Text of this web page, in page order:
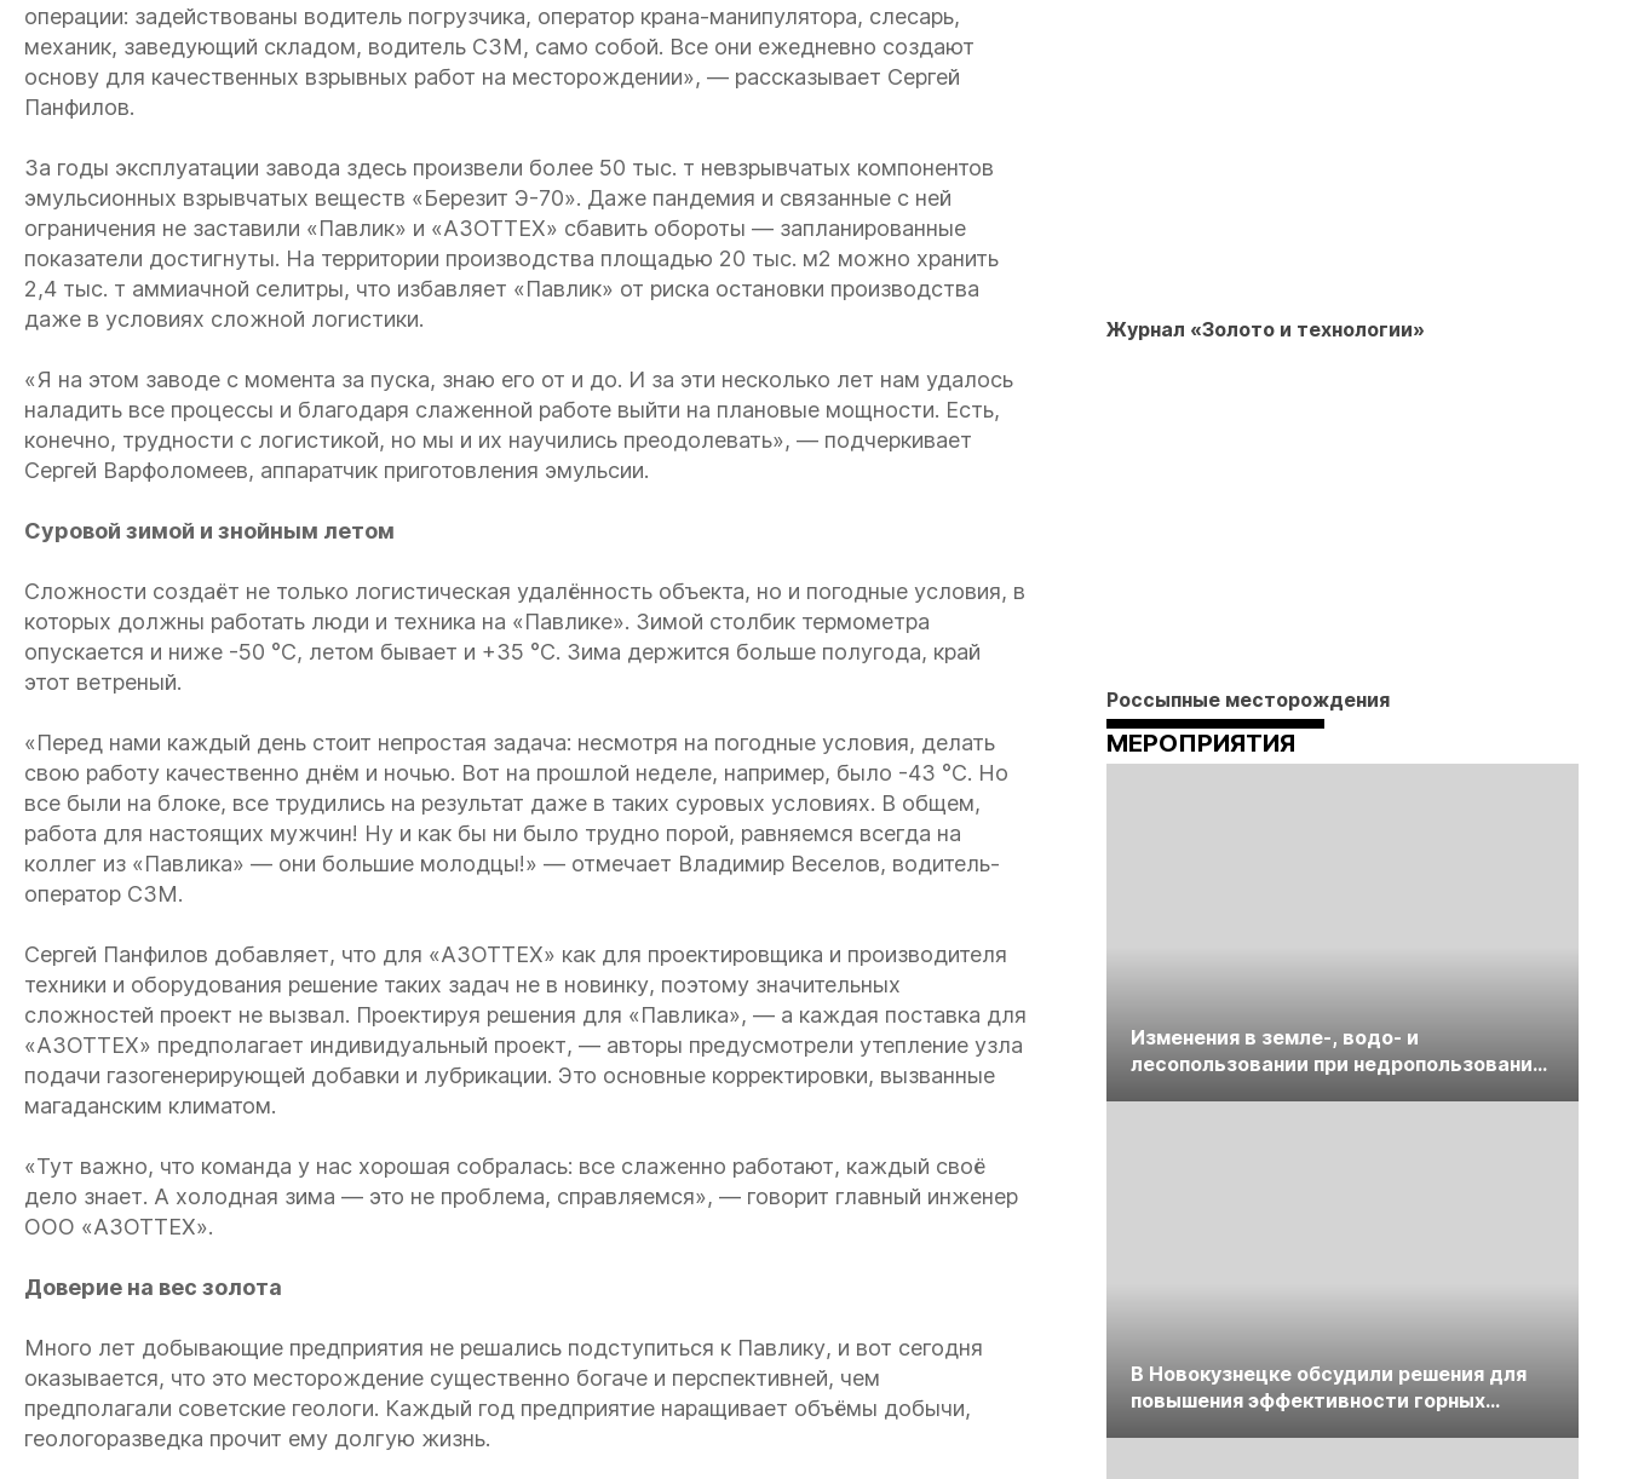
операции: задействованы водитель погрузчика, оператор крана-манипулятора, слесарь,
механик, заведующий складом, водитель СЗМ, само собой. Все они ежедневно создают
основу для качественных взрывных работ на месторождении», — рассказывает Сергей
Панфилов.
За годы эксплуатации завода здесь произвели более 50 тыс. т невзрывчатых компонентов
эмульсионных взрывчатых веществ «Березит Э-70». Даже пандемия и связанные с ней
ограничения не заставили «Павлик» и «АЗОТТЕХ» сбавить обороты — запланированные
показатели достигнуты. На территории производства площадью 20 тыс. м2 можно хранить
2,4 тыс. т аммиачной селитры, что избавляет «Павлик» от риска остановки производства
даже в условиях сложной логистики.
«Я на этом заводе с момента за пуска, знаю его от и до. И за эти несколько лет нам удалось
наладить все процессы и благодаря слаженной работе выйти на плановые мощности. Есть,
конечно, трудности с логистикой, но мы и их научились преодолевать», — подчеркивает
Сергей Варфоломеев, аппаратчик приготовления эмульсии.
Суровой зимой и знойным летом
Сложности создаёт не только логистическая удалённость объекта, но и погодные условия, в
которых должны работать люди и техника на «Павлике». Зимой столбик термометра
опускается и ниже -50 °С, летом бывает и +35 °С. Зима держится больше полугода, край
этот ветреный.
«Перед нами каждый день стоит непростая задача: несмотря на погодные условия, делать
свою работу качественно днём и ночью. Вот на прошлой неделе, например, было -43 °С. Но
все были на блоке, все трудились на результат даже в таких суровых условиях. В общем,
работа для настоящих мужчин! Ну и как бы ни было трудно порой, равняемся всегда на
коллег из «Павлика» — они большие молодцы!» — отмечает Владимир Веселов, водитель-
оператор СЗМ.
Сергей Панфилов добавляет, что для «АЗОТТЕХ» как для проектировщика и производителя
техники и оборудования решение таких задач не в новинку, поэтому значительных
сложностей проект не вызвал. Проектируя решения для «Павлика», — а каждая поставка для
«АЗОТТЕХ» предполагает индивидуальный проект, — авторы предусмотрели утепление узла
подачи газогенерирующей добавки и лубрикации. Это основные корректировки, вызванные
магаданским климатом.
«Тут важно, что команда у нас хорошая собралась: все слаженно работают, каждый своё
дело знает. А холодная зима — это не проблема, справляемся», — говорит главный инженер
ООО «АЗОТТЕХ».
Доверие на вес золота
Много лет добывающие предприятия не решались подступиться к Павлику, и вот сегодня
оказывается, что это месторождение существенно богаче и перспективней, чем
предполагали советские геологи. Каждый год предприятие наращивает объёмы добычи,
геологоразведка прочит ему долгую жизнь.
Журнал «Золото и технологии»
Россыпные месторождения
МЕРОПРИЯТИЯ
Изменения в земле-, водо- и
лесопользовании при недропользовании
В Новокузнецке обсудили решения для
повышения эффективности горных